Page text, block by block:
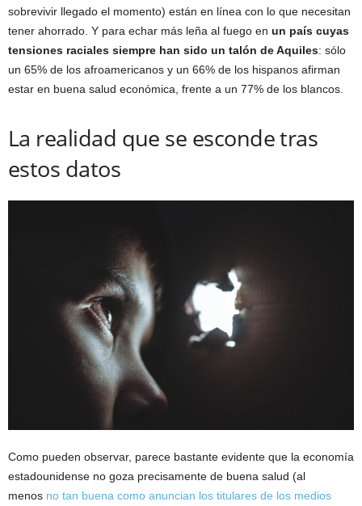
sobrevivir llegado el momento) están en línea con lo que necesitan
tener ahorrado. Y para echar más leña al fuego en un país cuyas
tensiones raciales siempre han sido un talón de Aquiles: sólo
un 65% de los afroamericanos y un 66% de los hispanos afirman
estar en buena salud económica, frente a un 77% de los blancos.
La realidad que se esconde tras
estos datos
Como pueden observar, parece bastante evidente que la economía
estadounidense no goza precisamente de buena salud (al
menos no tan buena como anuncian los titulares de los medios